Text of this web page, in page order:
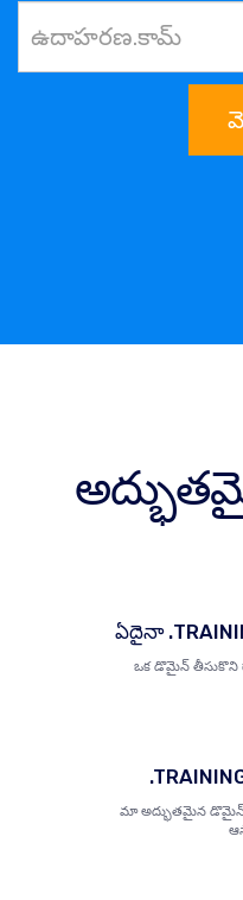
ఏదైనా
ఒక డొమైన్ తీసుకొని
మా అద్భుతమైన